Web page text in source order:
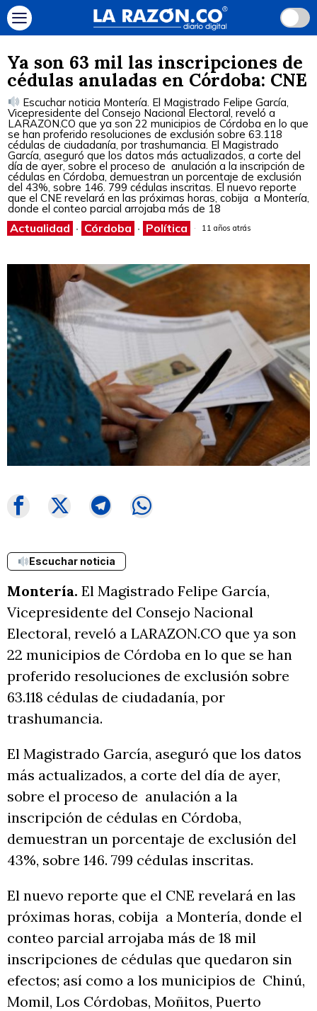
Ya son 63 mil las inscripciones de
cédulas anuladas en Córdoba: CNE
Escuchar noticia Montería. El Magistrado Felipe García,
Vicepresidente del Consejo Nacional Electoral, reveló a
LARAZON.CO que ya son 22 municipios de Córdoba en lo que
se han proferido resoluciones de exclusión sobre 63.118
cédulas de ciudadanía, por trashumancia. El Magistrado
García, aseguró que los datos más actualizados, a corte del
día de ayer, sobre el proceso de anulación a la inscripción de
cédulas en Córdoba, demuestran un porcentaje de exclusión
del 43%, sobre 146. 799 cédulas inscritas. El nuevo reporte
que el CNE revelará en las próximas horas, cobija a Montería,
donde el conteo parcial arrojaba más de 18
Actualidad · Córdoba · Política 11 años atrás
Escuchar noticia
Montería. El Magistrado Felipe García,
Vicepresidente del Consejo Nacional
Electoral, reveló a LARAZON.CO que ya son
22 municipios de Córdoba en lo que se han
proferido resoluciones de exclusión sobre
63.118 cédulas de ciudadanía, por
trashumancia.
El Magistrado García, aseguró que los datos
más actualizados, a corte del día de ayer,
sobre el proceso de anulación a la
inscripción de cédulas en Córdoba,
demuestran un porcentaje de exclusión del
43%, sobre 146. 799 cédulas inscritas.
El nuevo reporte que el CNE revelará en las
próximas horas, cobija a Montería, donde el
conteo parcial arrojaba más de 18 mil
inscripciones de cédulas que quedaron sin
efectos; así como a los municipios de Chinú,
Momil, Los Córdobas, Moñitos, Puerto